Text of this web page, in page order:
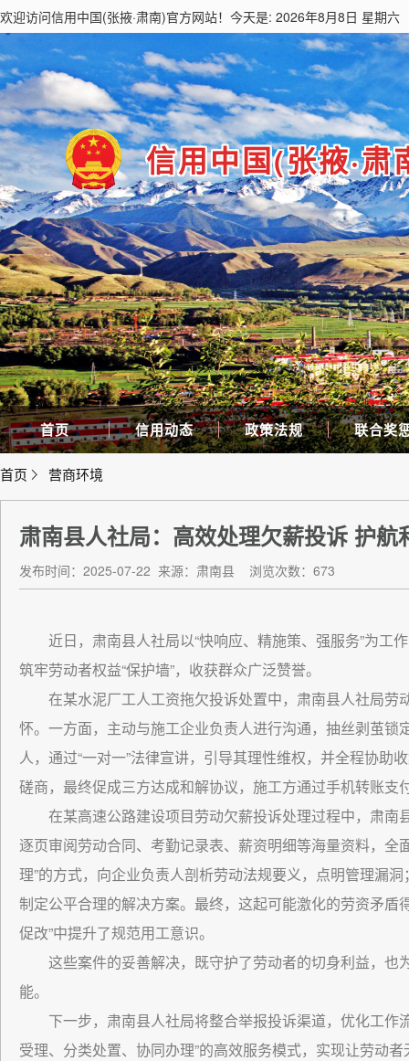
欢迎访问信用中国(张掖·肃南)官方网站！今天是: 2026年8月8日 星期六
信用中国(张掖·肃
首页 信用动态 政策法规 联合奖
首页 营商环境
肃南县人社局：高效处理欠薪投诉 护航
发布时间：2025-07-22 来源：肃南县 浏览次数：673
近日，肃南县人社局以“快响应、精施策、强服务”为
筑牢劳动者权益“保护墙”，收获群众广泛赞誉。
在某水泥厂工人工资拖欠投诉处置中，肃南县人社局
怀。一方面，主动与施工企业负责人进行沟通，抽丝剥茧
人，通过“一对一”法律宣讲，引导其理性维权，并全程协
磋商，最终促成三方达成和解协议，施工方通过手机转账支
在某高速公路建设项目劳动欠薪投诉处理过程中，肃南
逐页审阅劳动合同、考勤记录表、薪资明细等海量资料，全
理”的方式，向企业负责人剖析劳动法规要义，点明管理漏
制定公平合理的解决方案。最终，这起可能激化的劳资矛盾
促改”中提升了规范用工意识。
这些案件的妥善解决，既守护了劳动者的切身利益，
能。
下一步，肃南县人社局将整合举报投诉渠道，优化工
受理、分类处置、协同办理”的高效服务模式，实现让劳动